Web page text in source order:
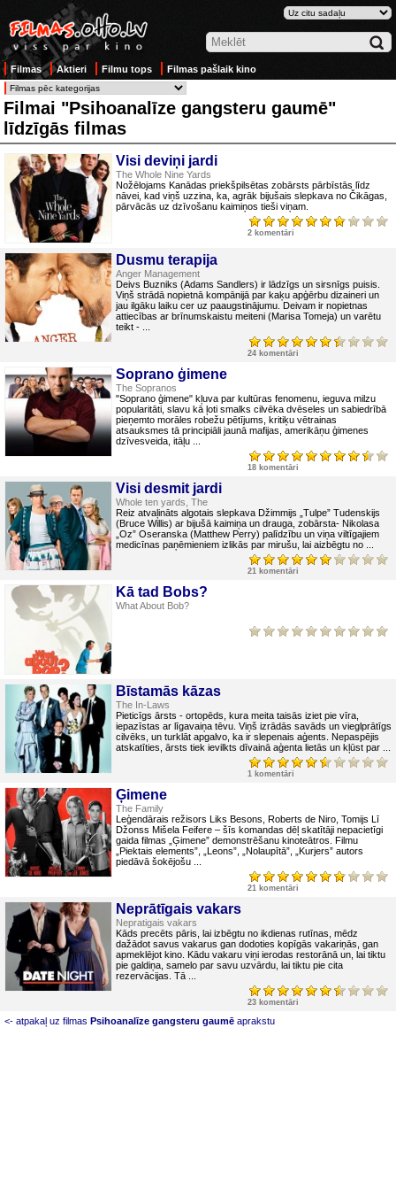
Filmas Aktieri Filmu tops Filmas pašlaik kino
Filmai "Psihoanalīze gangsteru gaumē"
līdzīgās filmas
Visi deviņi jardi
The Whole Nine Yards
Nožēlojams Kanādas priekšpilsētas zobārsts pārbīstās līdz
nāvei, kad viņš uzzina, ka, agrāk bijušais slepkava no Čikāgas,
pārvācās uz dzīvošanu kaimiņos tieši viņam.
2 komentāri
Dusmu terapija
Anger Management
Deivs Buzniks (Adams Sandlers) ir lādzīgs un sirsnīgs puisis.
Viņš strādā nopietnā kompānijā par kaķu apģērbu dizaineri un
jau ilgāku laiku cer uz paaugstinājumu. Deivam ir nopietnas
attiecības ar brīnumskaistu meiteni (Marisa Tomeja) un varētu
teikt - ...
24 komentāri
Soprano ģimene
The Sopranos
"Soprano ģimene" kļuva par kultūras fenomenu, ieguva milzu
popularitāti, slavu kā ļoti smalks cilvēka dvēseles un sabiedrībā
pieņemto morāles robežu pētījums, kritiķu vētrainas
atsauksmes tā principiāli jaunā mafijas, amerikāņu ģimenes
dzīvesveida, itāļu ...
18 komentāri
Visi desmit jardi
Whole ten yards, The
Reiz atvaļināts algotais slepkava Džimmijs „Tulpe” Tudenskijs
(Bruce Willis) ar bijušā kaimiņa un drauga, zobārsta- Nikolasa
„Oz” Oseranska (Matthew Perry) palīdzību un viņa viltīgajiem
medicīnas paņēmieniem izlikās par mirušu, lai aizbēgtu no ...
21 komentāri
Kā tad Bobs?
What About Bob?
Bīstamās kāzas
The In-Laws
Pieticīgs ārsts - ortopēds, kura meita taisās iziet pie vīra,
iepazīstas ar līgavaiņa tēvu. Viņš izrādās savāds un vieglprātīgs
cilvēks, un turklāt apgalvo, ka ir slepenais aģents. Nepaspējis
atskatīties, ārsts tiek ievilkts dīvainā aģenta lietās un kļūst par ...
1 komentāri
Ģimene
The Family
Leģendārais režisors Liks Besons, Roberts de Niro, Tomijs Lī
Džonss Mišela Feifere – šīs komandas dēļ skatītāji nepacietīgi
gaida filmas „Ģimene” demonstrēšanu kinoteātros. Filmu
„Piektais elements”, „Leons”, „Nolaupītā”, „Kurjers” autors
piedāvā šokējošu ...
21 komentāri
Neprātīgais vakars
Nepratigais vakars
Kāds precēts pāris, lai izbēgtu no ikdienas rutīnas, mēdz
dažādot savus vakarus gan dodoties kopīgās vakariņās, gan
apmeklējot kino. Kādu vakaru viņi ierodas restorānā un, lai tiktu
pie galdiņa, samelo par savu uzvārdu, lai tiktu pie cita
rezervācijas. Tā ...
23 komentāri
<- atpakaļ uz filmas Psihoanalīze gangsteru gaumē aprakstu